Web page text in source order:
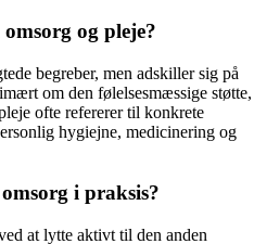
og pleje?
begreber, men adskiller sig på
om den følelsesmæssige støtte,
ofte refererer til konkrete
hygiejne, medicinering og
i praksis?
at lytte aktivt til den anden